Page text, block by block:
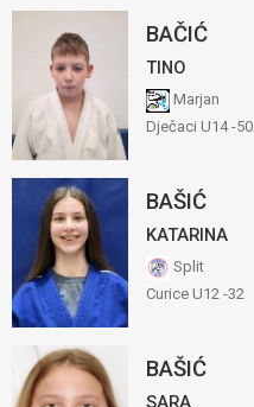
BAČIĆ
TINO
Marjan
Dječaci U14 -50
BAŠIĆ
KATARINA
Split
Curice U12 -32
BAŠIĆ
SARA